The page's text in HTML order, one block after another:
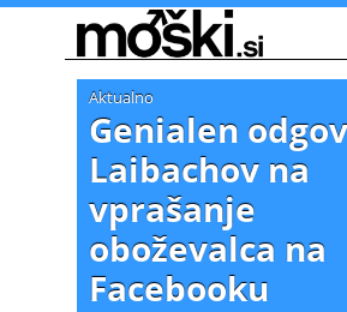
Aktualno
Genialen
Laibachov na
vprašanje
oboževalca na
Facebooku